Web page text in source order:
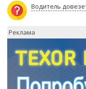
Водитель
Реклама